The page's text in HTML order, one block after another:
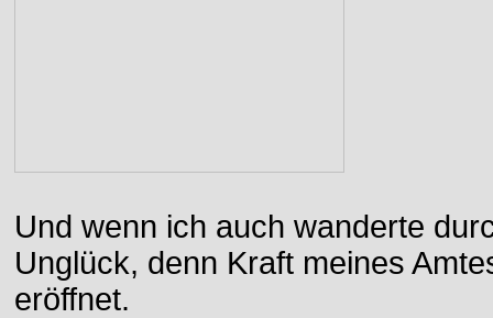
Und wenn ich auch wanderte
Unglück, denn Kraft meines
eröffnet.